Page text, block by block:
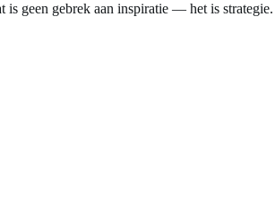
geen gebrek aan inspiratie — het is strategie.